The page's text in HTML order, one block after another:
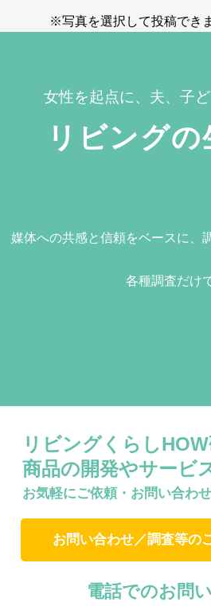
※写真を選択して投稿で
女性を起点に、夫、子
リビング
媒体への共感と信頼をベースに、
各種調査だけ
リビングくらし
商品の開発やサービ
お気軽にご依頼・お問い合わ
お問い合わせ／調査等の
電話でのお問